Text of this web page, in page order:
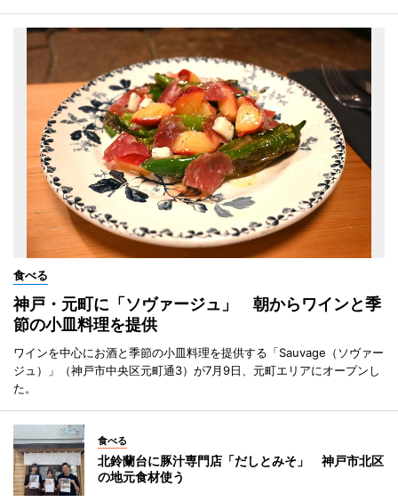
食べる
神戸・元町に「ソヴァージュ」 朝からワインと季
節の小皿料理を提供
ワインを中心にお酒と季節の小皿料理を提供する「Sauvage（ソヴァー
ジュ）」（神戸市中央区元町通3）が7月9日、元町エリアにオープンし
た。
食べる
北鈴蘭台に豚汁専門店「だしとみそ」 神戸市北区
の地元食材使う